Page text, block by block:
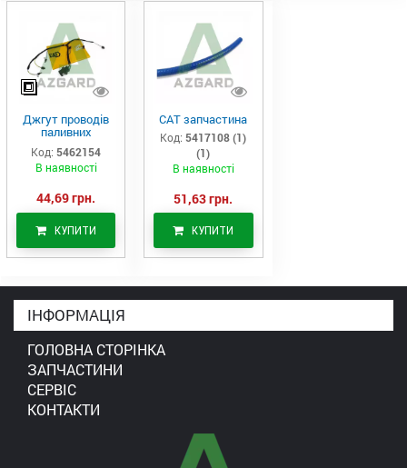
Джгут проводів
паливних
форсунок CAT
C7/C9 (546-2154)
Код: 5462154
В наявності
44,69 грн.
КУПИТИ
САТ запчастина
Код: 5417108 (1)
(1)
В наявності
51,63 грн.
КУПИТИ
ІНФОРМАЦІЯ
ГОЛОВНА СТОРІНКА
ЗАПЧАСТИНИ
СЕРВІС
КОНТАКТИ